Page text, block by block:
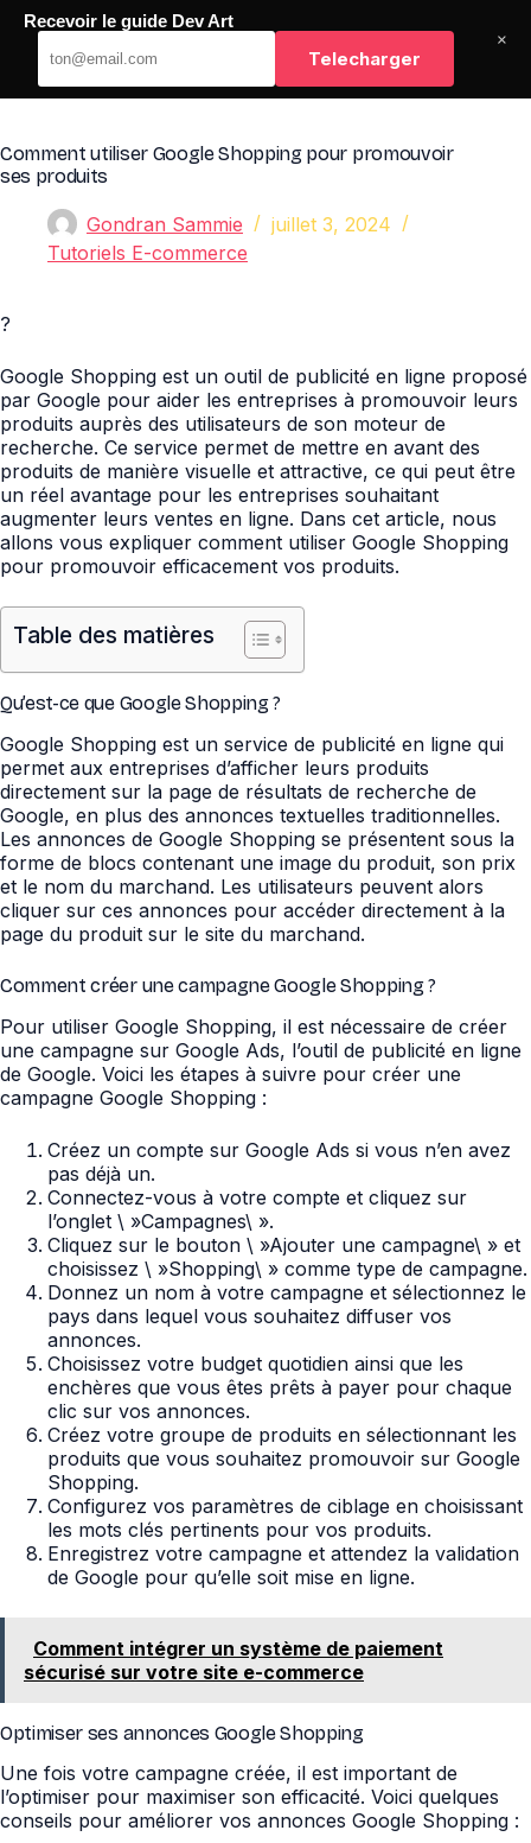
Passer
contenu
Comment utiliser Google Shopping pour promouvoir
ses produits
Gondran Sammie
juillet 3, 2024
Tutoriels E-commerce
?
Google Shopping est un outil de publicité en ligne proposé
par Google pour aider les entreprises à promouvoir leurs
produits auprès des utilisateurs de son moteur de
recherche. Ce service permet de mettre en avant des
produits de manière visuelle et attractive, ce qui peut être
un réel avantage pour les entreprises souhaitant
augmenter leurs ventes en ligne. Dans cet article, nous
allons vous expliquer comment utiliser Google Shopping
pour promouvoir efficacement vos produits.
Table des matières
Qu’est-ce que Google Shopping ?
Google Shopping est un service de publicité en ligne qui
permet aux entreprises d’afficher leurs produits
directement sur la page de résultats de recherche de
Google, en plus des annonces textuelles traditionnelles.
Les annonces de Google Shopping se présentent sous la
forme de blocs contenant une image du produit, son prix
et le nom du marchand. Les utilisateurs peuvent alors
cliquer sur ces annonces pour accéder directement à la
page du produit sur le site du marchand.
Comment créer une campagne Google Shopping ?
Pour utiliser Google Shopping, il est nécessaire de créer
une campagne sur Google Ads, l’outil de publicité en ligne
de Google. Voici les étapes à suivre pour créer une
campagne Google Shopping :
Créez un compte sur Google Ads si vous n’en avez
pas déjà un.
Connectez-vous à votre compte et cliquez sur
l’onglet \ »Campagnes\ ».
Cliquez sur le bouton \ »Ajouter une campagne\ » et
choisissez \ »Shopping\ » comme type de campagne.
Donnez un nom à votre campagne et sélectionnez le
pays dans lequel vous souhaitez diffuser vos
annonces.
Choisissez votre budget quotidien ainsi que les
enchères que vous êtes prêts à payer pour chaque
clic sur vos annonces.
Créez votre groupe de produits en sélectionnant les
produits que vous souhaitez promouvoir sur Google
Shopping.
Configurez vos paramètres de ciblage en choisissant
les mots clés pertinents pour vos produits.
Enregistrez votre campagne et attendez la validation
de Google pour qu’elle soit mise en ligne.
Comment intégrer un système de paiement
sécurisé sur votre site e-commerce
Optimiser ses annonces Google Shopping
Une fois votre campagne créée, il est important de
l’optimiser pour maximiser son efficacité. Voici quelques
conseils pour améliorer vos annonces Google Shopping :
Recevoir le guide Dev Art
Telecharger
×